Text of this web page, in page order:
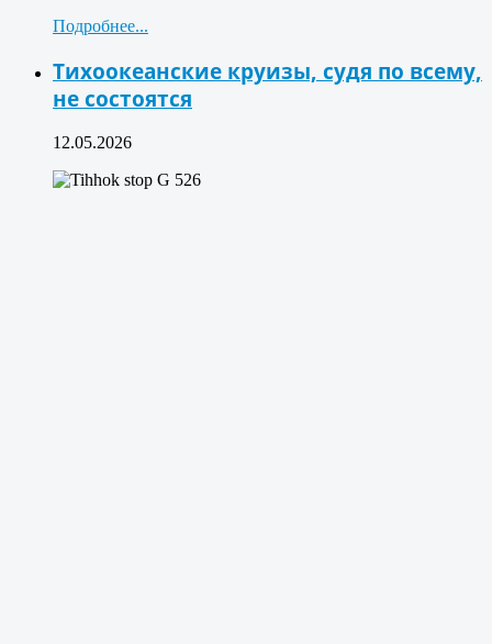
Подробнее...
Тихоокеанские круизы, судя по всему,
не состоятся
12.05.2026